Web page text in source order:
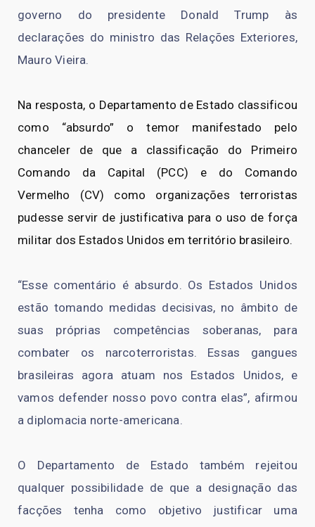
governo do presidente Donald Trump às
declarações do ministro das Relações Exteriores,
Mauro Vieira.
Na resposta, o Departamento de Estado classificou
como “absurdo” o temor manifestado pelo
chanceler de que a classificação do Primeiro
Comando da Capital (PCC) e do Comando
Vermelho (CV) como organizações terroristas
pudesse servir de justificativa para o uso de força
militar dos Estados Unidos em território brasileiro.
“Esse comentário é absurdo. Os Estados Unidos
estão tomando medidas decisivas, no âmbito de
suas próprias competências soberanas, para
combater os narcoterroristas. Essas gangues
brasileiras agora atuam nos Estados Unidos, e
vamos defender nosso povo contra elas”, afirmou
a diplomacia norte-americana.
O Departamento de Estado também rejeitou
qualquer possibilidade de que a designação das
facções tenha como objetivo justificar uma